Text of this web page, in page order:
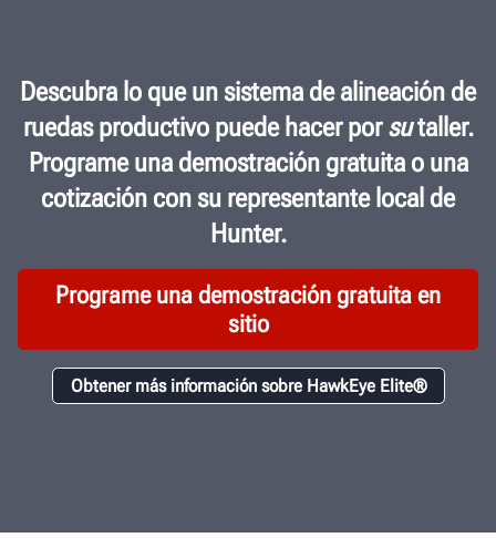
Descubra lo que un sistema de alineación de
ruedas productivo puede hacer porsutaller.
Programe una demostración gratuita o una
cotización con su representante local de
Hunter.
Programe una demostración gratuita en
sitio
Obtener más información sobre HawkEye Elite®